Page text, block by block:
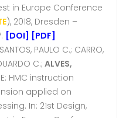
in Europe Conference
), 2018, Dresden –
[DOI] [PDF]
PAULO C.; CARRO,
C.; ALVES,
HMC instruction
applied on
In: 21st Design,